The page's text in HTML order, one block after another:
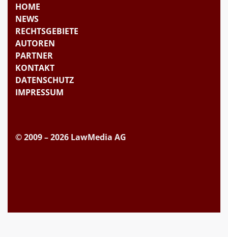
HOME
NEWS
RECHTSGEBIETE
AUTOREN
PARTNER
KONTAKT
DATENSCHUTZ
IMPRESSUM
© 2009 – 2026 LawMedia AG